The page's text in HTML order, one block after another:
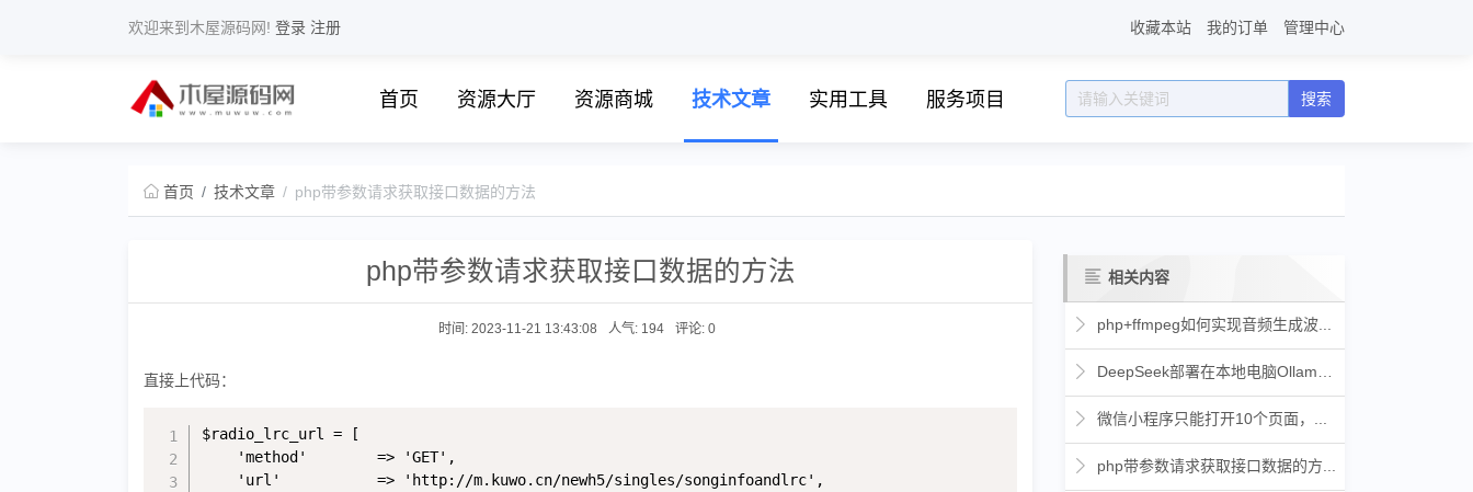
欢迎来到木屋源码网! 登录 注册 收藏本站 我的订单 管理中心
首页 资源大厅 资源商城 技术文章 实用工具 服务项目 搜索
首页 技术文章 php带参数请求获取接口数据的方法
php带参数请求获取接口数据的方法
时间: 2023-11-21 13:43:08 人气: 194 评论: 0
直接上代码：
$radio_lrc_url = [
    'method'        => 'GET',
    'url'           => 'http://m.kuwo.cn/newh5/singles/songinfoandlrc',
相关内容
php+ffmpeg如何实现音频生成波...
DeepSeek部署在本地电脑Ollama...
微信小程序只能打开10个页面，...
php带参数请求获取接口数据的方...